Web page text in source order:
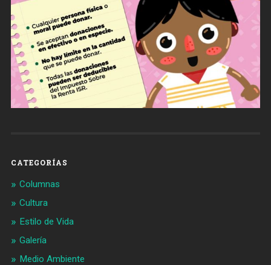
CATEGORÍAS
Columnas
Cultura
Estilo de Vida
Galería
Medio Ambiente